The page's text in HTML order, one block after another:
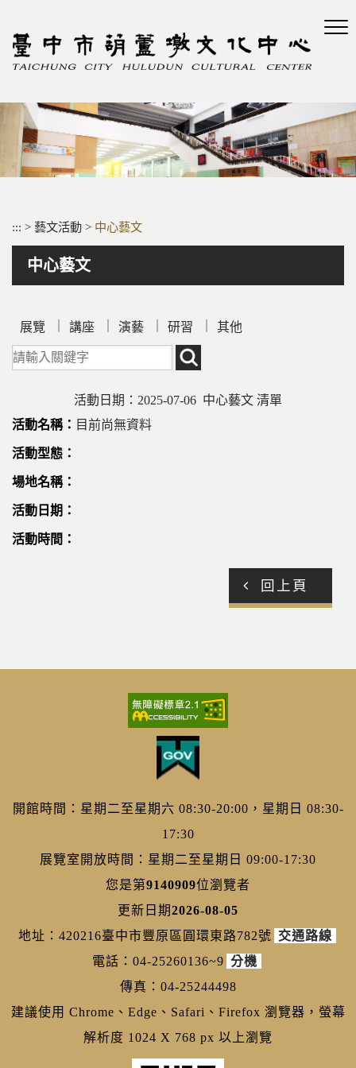
區
::: > 藝文活動 > 中心藝文
中心藝文
展覽 講座 演藝 研習
其他
請輸入關鍵字
活動日期：2025-07-06 中心藝文 清單
目前尚無資料
回上頁
開館時間：星期二至星期六 08:30-20:00，星期日 08:30-
17:30
展覽室開放時間：星期二至星期日 09:00-17:30
您是第9140909位瀏覽者
更新日期2026-08-05
地址：420216臺中市豐原區圓環東路782號 交通路線
電話：04-25260136~9 分機
傳真：04-25244498
建議使用 Chrome、Edge、Safari、Firefox 瀏覽器，螢幕
解析度 1024 X 768 px 以上瀏覽